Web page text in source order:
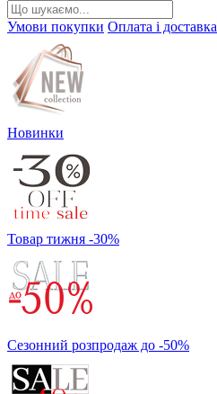
Умови покупки Оплата і доставка
Новинки
Товар тижня -30%
Сезонний розпродаж до -50%